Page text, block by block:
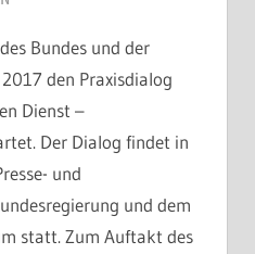
Bundes und der
den Praxisdialog
Dienst –
Der Dialog findet in
und
und dem
statt. Zum Auftakt des